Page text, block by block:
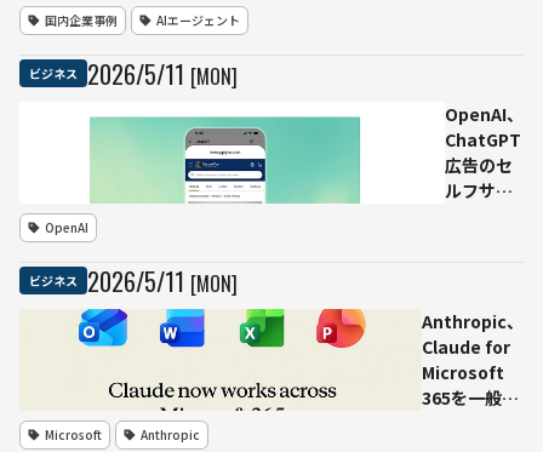
推進
Agent
iで広
告・課
国内企業事例 AIエージェント
ビジネス 2026/5/11 [MON]
OpenAI、
ChatGPT
広告のセ
ルフサー
告主が直
接出稿可
能に
OpenAI
ビジネス 2026/5/11 [MON]
Anthropic、
Claude for
Microsoft
365を一般提
Microsoft Anthropic